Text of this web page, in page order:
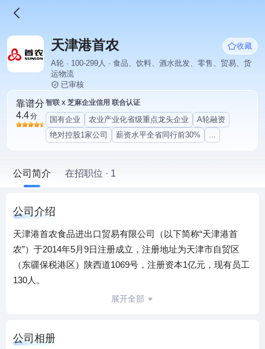
天津港首农
收藏
A轮 · 100-299人 · 食品、饮料、酒水批发、零售、贸易、货
运物流
已审核
靠谱分
4.4分
智联 x 芝麻企业信用 联合认证
国有企业 农业产业化省级重点龙头企业
A轮融资
绝对控股1家公司
薪资水平全省同行前30% ...
公司简介 在招职位 · 1
公司介绍
天津港首农食品进出口贸易有限公司（以下简称“天津港首
农”）于2014年5月9日注册成立，注册地址为天津市自贸区
（东疆保税港区）陕西道1069号，注册资本1亿元，现有员工
130人。
公司经营产品品类丰富，涵盖肉类、水产、水果、粮食、酒
售、配送、供应链金融等多功能服务，真正实现多品类、多
展开全部
公司相册